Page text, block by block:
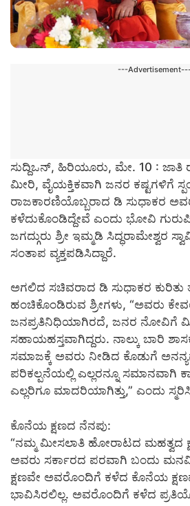
---
ಸುದ್ದಿಒನ್, ಹಿರಿಯೂರು, ಮೇ. 10 : ಜಾತಿ
ಮೀರಿ, ವೈಯಕ್ತಿಕವಾಗಿ ಜನರ ಕಷ್ಟಗಳಿಗೆ
ರಾಜಕಾರಣಿಯೊಬ್ಬರಾದ ಡಿ ಸುಧಾಕರ
ಕಳೆದುಕೊಂಡಿದ್ದೇವೆ ಎಂದು ಭೋವಿ
ಜಗದ್ಗುರು ಶ್ರೀ ಇಮ್ಮಡಿ ಸಿದ್ಧರಾಮೇಶ್ವರ
ಸಂತಾಪ ವ್ಯಕ್ತಪಡಿಸಿದ್ದಾರೆ.
ಅಗಲಿದ ಸಚಿವರಾದ ಡಿ ಸುಧಾಕರ ಕುರಿತು
ಹಂಚಿಕೊಂಡಿರುವ ಶ್ರೀಗಳು, “ಅವರು
ಜನಪ್ರತಿನಿಧಿಯಾಗಿರದೆ, ಜನರ ನೋವಿಗೆ
ಸಹಾಯಹಸ್ತವಾಗಿದ್ದರು. ನಾಲ್ಕು ಬಾರಿ
ಸಮಾಜಕ್ಕೆ ಅವರು ನೀಡಿದ ಕೊಡುಗೆ
ಪರಿಕಲ್ಪನೆಯಲ್ಲಿ ಎಲ್ಲರನ್ನೂ ಸಮಾನವಾಗಿ
ಎಲ್ಲರಿಗೂ ಮಾದರಿಯಾಗಿತ್ತು,” ಎಂದು
ಕೊನೆಯ ಕ್ಷಣದ ನೆನಪು:
“ನಮ್ಮ ಮೀಸಲಾತಿ ಹೋರಾಟದ ಮಹತ್ವದ
ಅವರು ಸರ್ಕಾರದ ಪರವಾಗಿ ಬಂದು ಮನವಿ
ಕ್ಷಣವೇ ಅವರೊಂದಿಗೆ ಕಳೆದ ಕೊನೆಯ
ಭಾವಿಸಿರಲಿಲ್ಲ. ಅವರೊಂದಿಗೆ ಕಳೆದ